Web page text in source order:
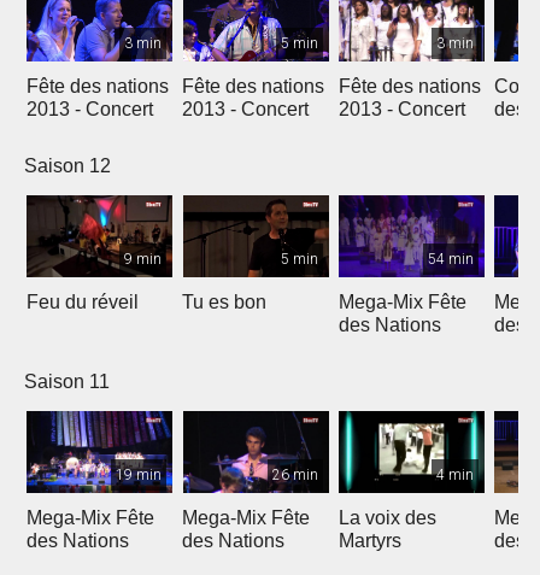
3 min
Fête des nations
2013 - Concert
5 min
Fête des nations
2013 - Concert
3 min
Fête des nations
2013 - Concert
des
Saison 12
9 min
Feu du réveil
5 min
Tu es bon
54 min
Mega-Mix Fête
des Nations
des
Saison 11
19 min
Mega-Mix Fête
des Nations
26 min
Mega-Mix Fête
des Nations
4 min
La voix des
Martyrs
des